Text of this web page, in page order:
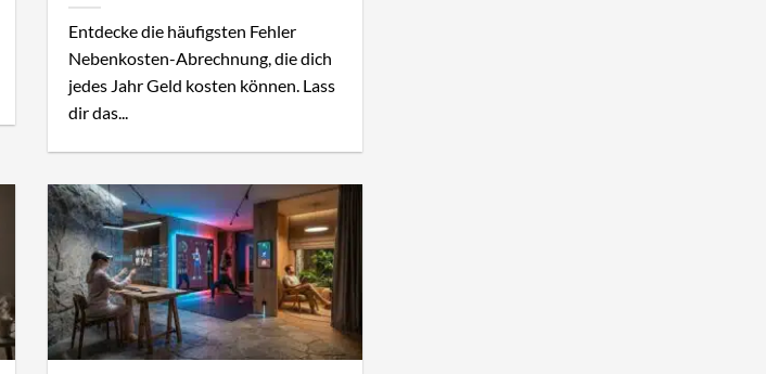
Entdecke die häufigsten Fehler
Nebenkosten-Abrechnung, die dich
jedes Jahr Geld kosten können. Lass
dir das...